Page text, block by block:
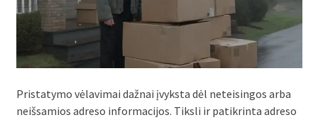
Pristatymo vėlavimai dažnai įvyksta dėl neteisingos arba
neišsamios adreso informacijos. Tiksli ir patikrinta adreso